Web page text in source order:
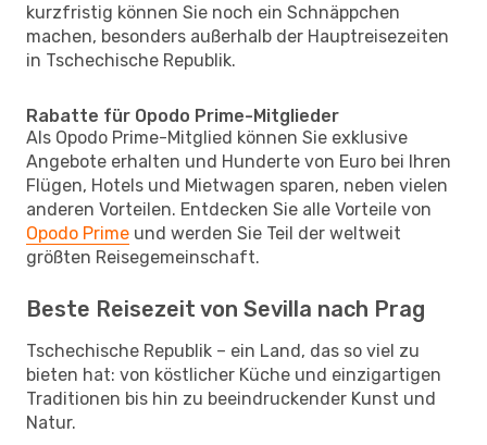
kurzfristig können Sie noch ein Schnäppchen
machen, besonders außerhalb der Hauptreisezeiten
in Tschechische Republik.
Rabatte für Opodo Prime-Mitglieder
Als Opodo Prime-Mitglied können Sie exklusive
Angebote erhalten und Hunderte von Euro bei Ihren
Flügen, Hotels und Mietwagen sparen, neben vielen
anderen Vorteilen. Entdecken Sie alle Vorteile von
Opodo Prime und werden Sie Teil der weltweit
größten Reisegemeinschaft.
Beste Reisezeit von Sevilla nach Prag
Tschechische Republik – ein Land, das so viel zu
bieten hat: von köstlicher Küche und einzigartigen
Traditionen bis hin zu beeindruckender Kunst und
Natur.